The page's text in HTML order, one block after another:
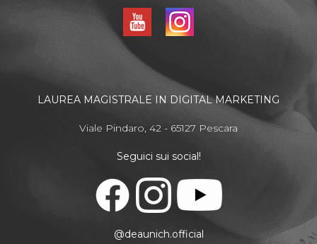
LAUREA MAGISTRALE IN DIGITAL MARKETING
Viale Pindaro, 42 - 65127 Pescara
Seguici sui social!
@deaunich.official